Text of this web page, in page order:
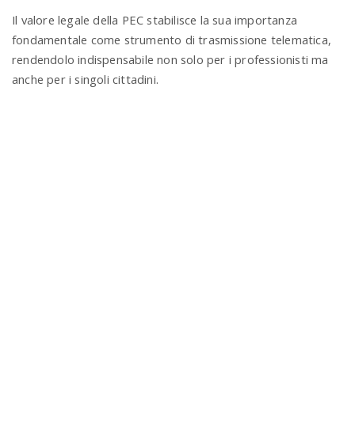
Il valore legale della PEC stabilisce la sua importanza
fondamentale come strumento di trasmissione telematica,
rendendolo indispensabile non solo per i professionisti ma
anche per i singoli cittadini.